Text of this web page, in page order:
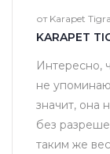
от Karapet
KARAPET
Интересно,
не
значит, она
без
таким же